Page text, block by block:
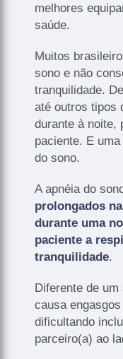
melhores
saúde.
Muitos
sono e não
tranquilidade.
até outros tipos
durante à noite,
paciente. E
do sono.
A apnéia do
prolongados
durante uma
paciente a
tranquilidade.
Diferente de
causa
dificultando
parceiro(a) ao